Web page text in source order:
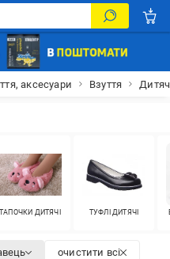
аксесуари Взуття
ТАПОЧКИ ДИТЯЧІ ТУФЛІ ДИТЯЧІ
очистити всі